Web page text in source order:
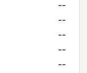
--
--
--
--
--